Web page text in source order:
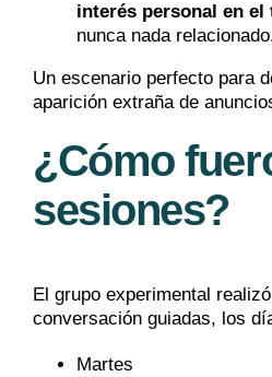
interés personal en el
nunca nada
Un escenario perfecto para
aparición extraña de
¿Cómo
sesiones?
El grupo experimental
conversación guiadas, los
Martes